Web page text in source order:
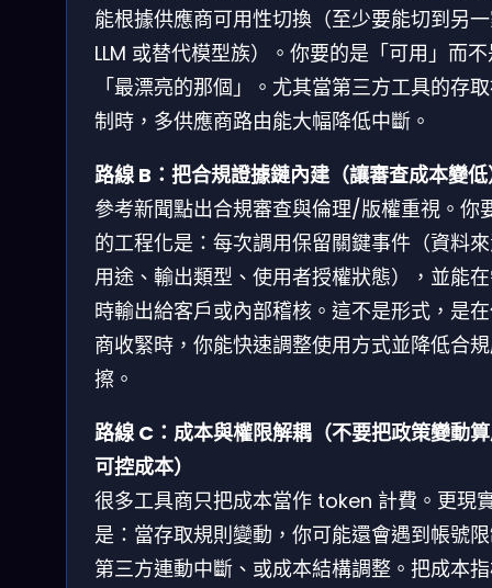
能根據供應商可用性切換（至少要能切到另
LLM 或替代模型族）。你要的是「可用」而
「最漂亮的那個」。尤其當第三方工具的存
制時，多供應商路由能大幅降低中斷。
路線 B：把合規證據鏈內建（讓審查成本變
參考新聞點出合規審查與倫理/版權重視。你
的工程化是：每次調用保留關鍵事件（資料
用途、輸出類型、使用者授權狀態），並能
時輸出給客戶或內部稽核。這不是形式，是
商收緊時，你能快速調整使用方式並降低合
擦。
路線 C：成本與權限解耦（不要把政策變動
可控成本）
很多工具商只把成本當作 token 計費。更現
是：當存取規則變動，你可能還會遇到帳號
第三方連動中斷、或成本結構調整。把成本